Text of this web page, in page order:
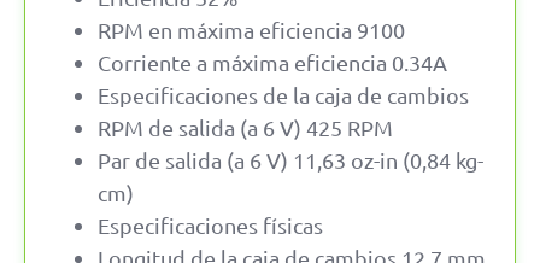
RPM en máxima eficiencia 9100
Corriente a máxima eficiencia 0.34A
Especificaciones de la caja de cambios
RPM de salida (a 6 V) 425 RPM
Par de salida (a 6 V) 11,63 oz-in (0,84 kg-
cm)
Especificaciones físicas
Longitud de la caja de cambios 12,7 mm